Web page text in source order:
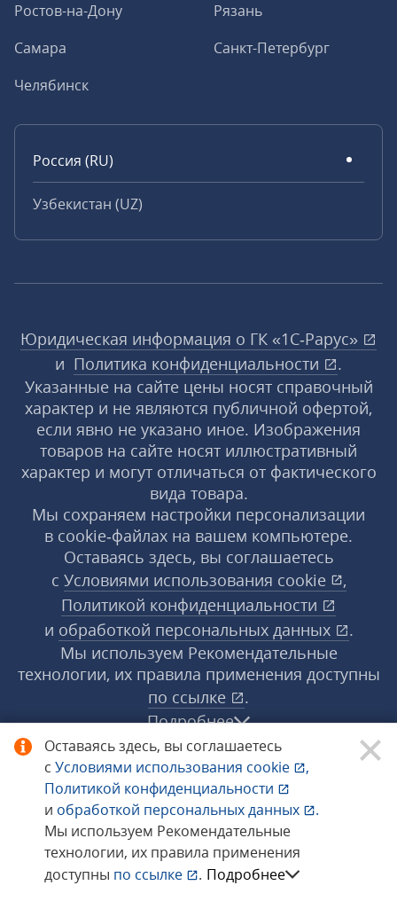
Оставаясь здесь, вы соглашаетесь
с Условиями использования cookie
,
Политикой конфиденциальности
и обработкой персональных данных
.
Мы используем Рекомендательные
технологии, их правила применения
доступны по ссылке . Подробнее
Ростов-на-Дону
Рязань
Самара
Санкт-Петербург
Челябинск
Россия (RU)
Узбекистан (UZ)
Юридическая информация о ГК «1С‑Рарус»
и Политика конфиденциальности
.
Указанные на сайте цены носят справочный
характер и не являются публичной офертой,
если явно не указано иное. Изображения
товаров на сайте носят иллюстративный
характер и могут отличаться от фактического
вида товара.
Мы сохраняем настройки персонализации
в cookie‑файлах на вашем компьютере.
Оставаясь здесь, вы соглашаетесь
с Условиями использования cookie
,
Политикой конфиденциальности
и обработкой персональных данных
.
Мы используем Рекомендательные
технологии, их правила применения доступны
по ссылке
.
Подробнее
© 1998−2026 «1С‑Рарус» ®. Все права
защищены.
Сообщить об ошибке